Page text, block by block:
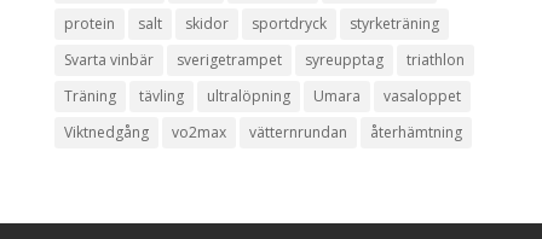
protein
salt skidor sportdryck
styrketräning
Svarta vinbär
sverigetrampet syreupptag
triathlon
Träning
tävling ultralöpning Umara
vasaloppet
Viktnedgång
vo2max vätternrundan återhämtning